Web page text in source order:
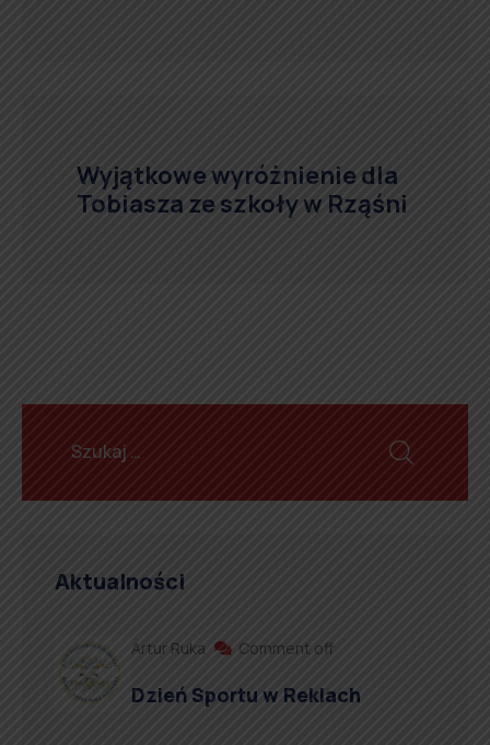
Wyjątkowe wyróżnienie dla
Tobiasza ze szkoły w Rząśni
Aktualności
Artur Ruka Comment off
Dzień Sportu w Reklach